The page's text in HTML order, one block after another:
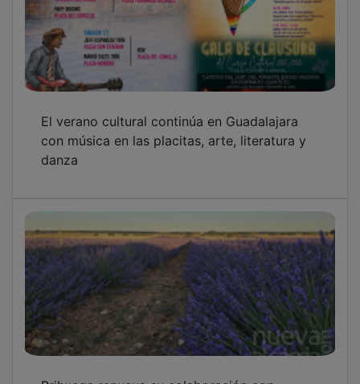
con música en las placitas, arte, literatura y
danza